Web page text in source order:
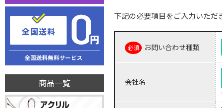
商品一覧
下記の必要項目をご入力いただ
お問い合わせ種類
会社名